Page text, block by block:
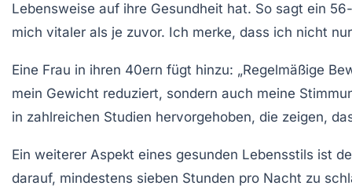
Lebensweise auf ihre Gesundheit hat. So sagt ein
mich vitaler als je zuvor. Ich merke, dass ich nicht
Eine Frau in ihren 40ern fügt hinzu: „Regelmäßige
mein Gewicht reduziert, sondern auch meine
in zahlreichen Studien hervorgehoben, die zeigen,
Ein weiterer Aspekt eines gesunden Lebensstils ist
darauf, mindestens sieben Stunden pro Nacht zu